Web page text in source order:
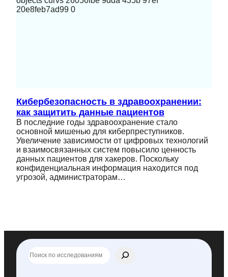
Кибербезопасность в здравоохранении:
как защитить данные пациентов
В последние годы здравоохранение стало
основной мишенью для киберпреступников.
Увеличение зависимости от цифровых технологий
и взаимосвязанных систем повысило ценность
данных пациентов для хакеров. Поскольку
конфиденциальная информация находится под
угрозой, администраторам…
П
о